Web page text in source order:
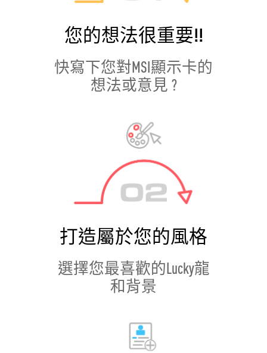
您的想法很重要!!
快寫下您對MSI顯示卡的
想法或意見 ?
打造屬於您的風格
選擇您最喜歡的Lucky龍
和背景